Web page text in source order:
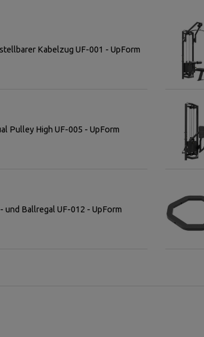
Kabelzug UF-001 - UpForm
Pulley High UF-005 - UpForm
und Ballregal UF-012 - UpForm